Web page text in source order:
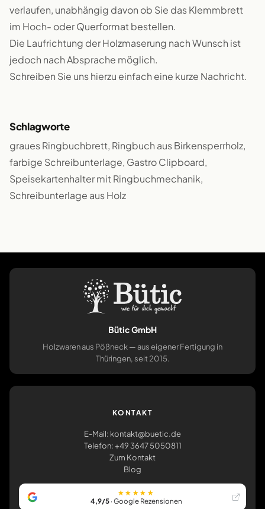
verlaufen, unabhängig davon ob Sie das Klemmbrett
im Hoch- oder Querformat bestellen.
Die Laufrichtung der Holzmaserung nach Wunsch ist
jedoch nach Absprache möglich.
Schreiben Sie uns hierzu einfach eine kurze Nachricht.
Schlagworte
graues Ringbuchbrett, Ringbuch aus Birkensperrholz,
farbige Schreibunterlage, Gastro Clipboard,
Speisekartenhalter mit Ringbuchmechanik,
Schreibunterlage aus Holz
Bütic GmbH
Holzwaren aus Pößneck — aus eigener Fertigung in
Thüringen, seit 2015.
KONTAKT
E-Mail: kontakt@buetic.de
Telefon: +49 3647 5050811
Zum Kontakt
Blog
★★★★★
4,9/5· Google Rezensionen